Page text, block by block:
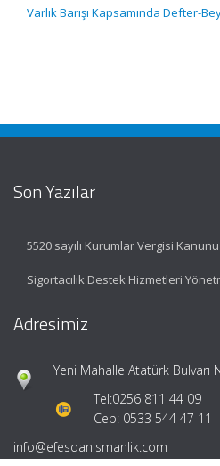
Varlık Barışı Kapsamında Defter-
Son Yazılar
5520 sayılı Kurumlar Vergisi
Sigortacılık Destek Hizmetleri
Adresimiz
Yeni Mahalle Atatürk Bulvarı
Tel:0256 811 44 09
Cep: 0533 544 47 11
info@efesdanismanlik.com